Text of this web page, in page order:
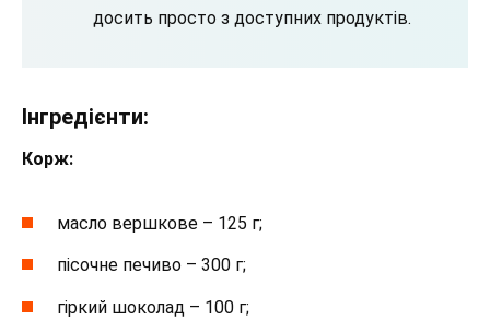
досить просто з доступних продуктів.
Інгредієнти:
Корж:
масло вершкове – 125 г;
пісочне печиво – 300 г;
гіркий шоколад – 100 г;